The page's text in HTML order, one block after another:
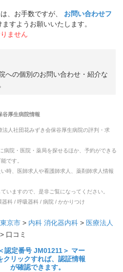
、お手数ですが、
お問い合わせフ
すようお願いいたします。
ません
への個別のお問い合わせ・紹介な
谷厚生病院情報
法人社団花みずき会保谷厚生病院の評判・求
病院・医院・薬局を探せるほか、予約ができる
です。
時、医師求人や看護師求人、薬剤師求人情報
いますので、是非ご覧になってください。
器科 / 呼吸器科 / 病院 / かかりつけ
京市 > 内科 消化器内科 > 医療法人
> 口コミ